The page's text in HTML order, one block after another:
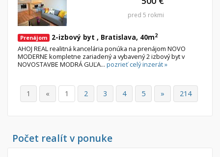
Prenájom 2-izbový byt , Bratislava, 40m2
AHOJ REAL realitná kancelária ponúka na prenájom NOVO
MODERNE kompletne zariadený a vybavený 2 izbový byt v
NOVOSTAVBE MODRÁ GUĽA... pozrieť celý inzerát »
pred 5 rokmi
1 « 1 2 3 4 5 » 214
Počet realít v ponuke